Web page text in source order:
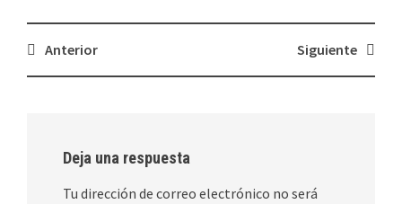
Navegación
de
Anterior Siguiente
Deja una respuesta
Tu dirección de correo electrónico no será